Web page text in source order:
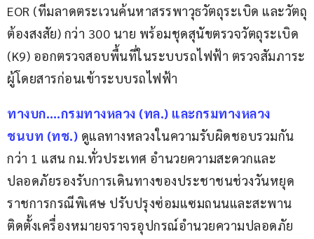
EOR (ทีมลาดตระเวนค้นหาสรรพาวุธวัตถุระเบิด และวัตถุ
ต้องสงสัย) กว่า 300 นาย พร้อมชุดสุนัขตรวจวัตถุระเบิด
(K9) ออกตรวจสอบพื้นที่ในระบบรถไฟฟ้า ตรวจสัมภาระ
ผู้โดยสารก่อนเข้าระบบรถไฟฟ้า
ทางบก….กรมทางหลวง (ทล.) และกรมทางหลวง
ชนบท (ทช.) ดูแลทางหลวงในความรับผิดชอบรวมกัน
กว่า 1 แสน กม.ทั่วประเทศ อำนวยความสะดวกและ
ปลอดภัยรองรับการเดินทางของประชาชนช่วงวันหยุด
ราชการกรณีพิเศษ ปรับปรุงซ่อมแซมถนนและสะพาน
ติดตั้งเครื่องหมายจราจรอุปกรณ์อำนวยความปลอดภัย